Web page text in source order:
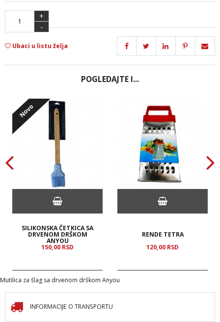
+
-
Ubaci u listu želja
POGLEDAJTE I...
Novo
SILIKONSKA ČETKICA SA
DRVENOM DRŠKOM
ANYOU
150,00 RSD
RENDE TETRA
120,00 RSD
Mutilica za šlag sa drvenom drškom Anyou
INFORMACIJE O TRANSPORTU